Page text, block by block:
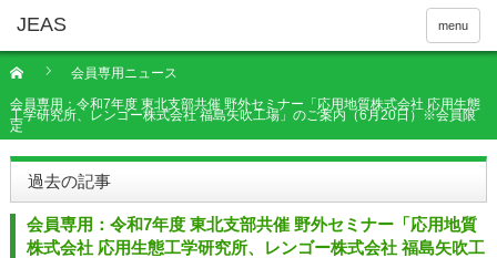
menu
会員専用ニュース
会員専用：令和7年度 東北支部共催 野外セミナー「応用地質株式会社 応用生態
工学研究所、レンゴー株式会社 福島矢吹工場」のご案内（6月20日）※会員限
定
過去の記事
会員専用：令和7年度 東北支部共催 野外セミナー「応用地質
株式会社 応用生態工学研究所、レンゴー株式会社 福島矢吹工